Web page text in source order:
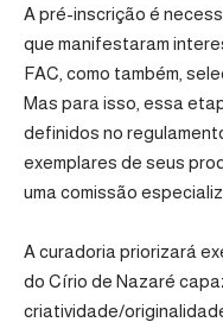
A pré-inscrição é
que manifestaram
FAC, como também,
Mas para isso, essa
definidos no
exemplares de seus
uma comissão
A curadoria priorizará
do Círio de Nazaré
criatividade/